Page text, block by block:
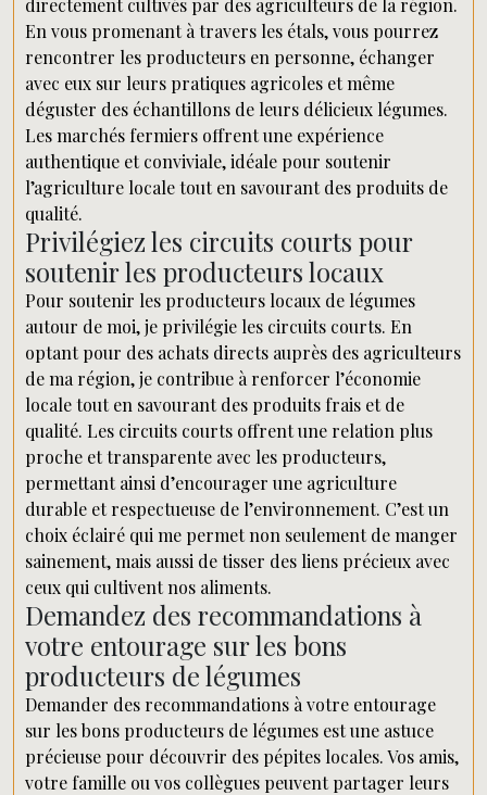
directement cultivés par des agriculteurs de la région.
En vous promenant à travers les étals, vous pourrez
rencontrer les producteurs en personne, échanger
avec eux sur leurs pratiques agricoles et même
déguster des échantillons de leurs délicieux légumes.
Les marchés fermiers offrent une expérience
authentique et conviviale, idéale pour soutenir
l’agriculture locale tout en savourant des produits de
qualité.
Privilégiez les circuits courts pour
soutenir les producteurs locaux
Pour soutenir les producteurs locaux de légumes
autour de moi, je privilégie les circuits courts. En
optant pour des achats directs auprès des agriculteurs
de ma région, je contribue à renforcer l’économie
locale tout en savourant des produits frais et de
qualité. Les circuits courts offrent une relation plus
proche et transparente avec les producteurs,
permettant ainsi d’encourager une agriculture
durable et respectueuse de l’environnement. C’est un
choix éclairé qui me permet non seulement de manger
sainement, mais aussi de tisser des liens précieux avec
ceux qui cultivent nos aliments.
Demandez des recommandations à
votre entourage sur les bons
producteurs de légumes
Demander des recommandations à votre entourage
sur les bons producteurs de légumes est une astuce
précieuse pour découvrir des pépites locales. Vos amis,
votre famille ou vos collègues peuvent partager leurs